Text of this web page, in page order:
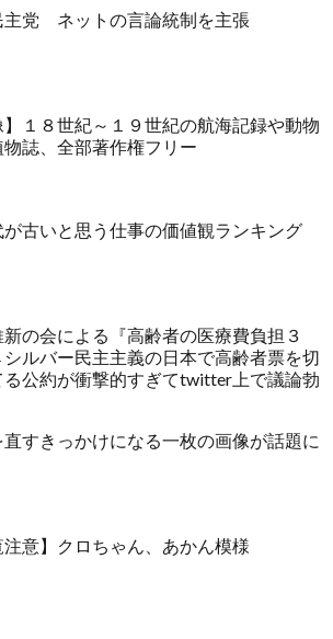
主党 ネットの言論統制を主張
】１８世紀～１９世紀の航海記録や動物
誌、全部著作権フリー
が古いと思う仕事の価値観ランキング
新の会による『高齢者の医療費負担３
ルバー民主主義の日本で高齢者票を切
る公約が衝撃的すぎてtwitter上で議論勃
すきっかけになる一枚の画像が話題に
注意】クロちゃん、あかん模様